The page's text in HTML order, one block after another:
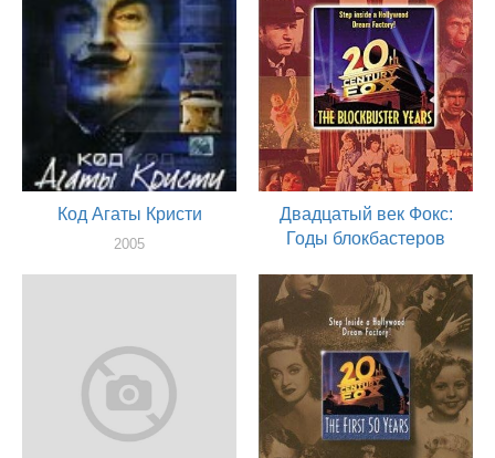
Код Агаты Кристи
2005
Двадцатый век Фокс:
Годы блокбастеров
актер